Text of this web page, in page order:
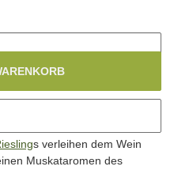
s verleihen dem Wein
Muskataromen des